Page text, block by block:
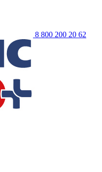
8 800 200 20 62